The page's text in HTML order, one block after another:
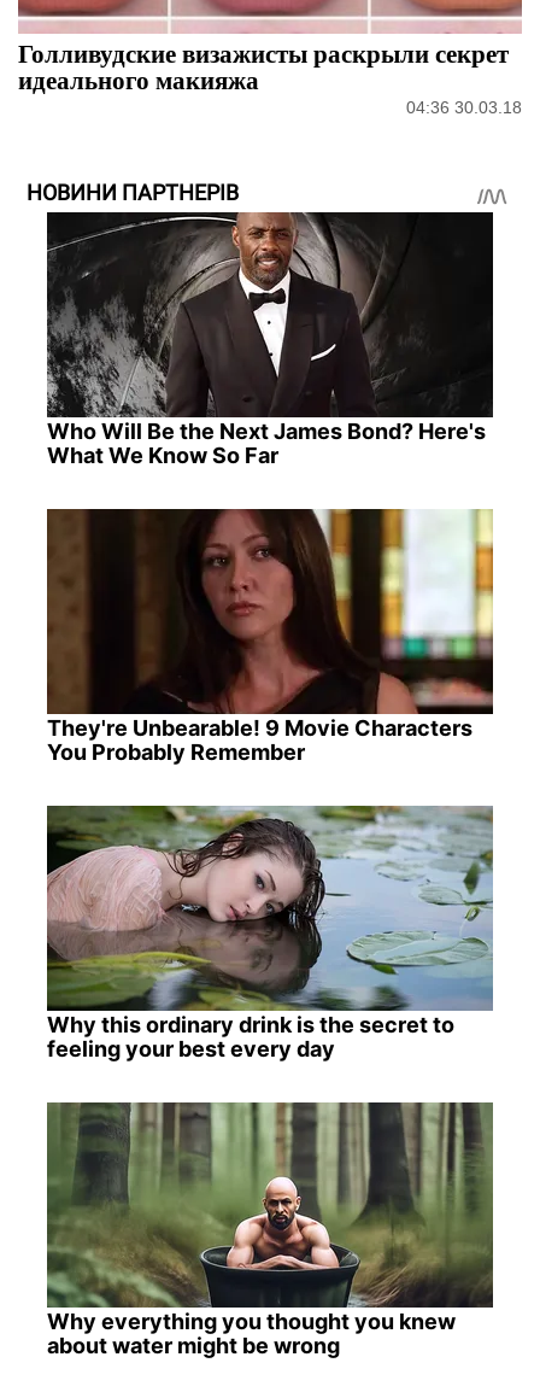
Голливудские визажисты раскрыли секрет
идеального макияжа
04:36 30.03.18
НОВИНИ ПАРТНЕРІВ
Who Will Be the Next James Bond? Here's
What We Know So Far
They're Unbearable! 9 Movie Characters
You Probably Remember
Why this ordinary drink is the secret to
feeling your best every day
Why everything you thought you knew
about water might be wrong